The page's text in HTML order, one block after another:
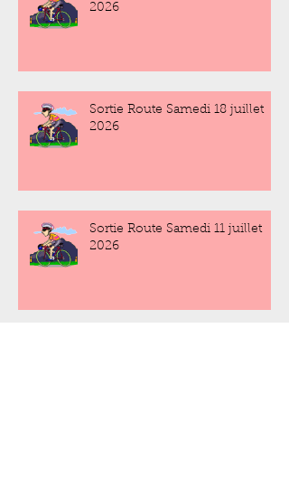
2026
Sortie Route Samedi 18 juillet
2026
Sortie Route Samedi 11 juillet
2026